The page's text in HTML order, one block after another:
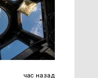
час назад